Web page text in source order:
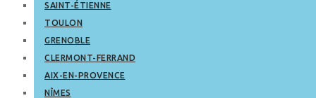
SAINT-ÉTIENNE
TOULON
GRENOBLE
CLERMONT-FERRAND
AIX-EN-PROVENCE
NÎMES